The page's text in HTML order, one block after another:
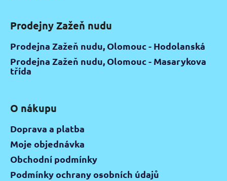
Prodejny Zažeň nudu
Prodejna Zažeň nudu, Olomouc - Hodolanská
Prodejna Zažeň nudu, Olomouc - Masarykova
třída
O nákupu
Doprava a platba
Moje objednávka
Obchodní podmínky
Podmínky ochrany osobních údajů